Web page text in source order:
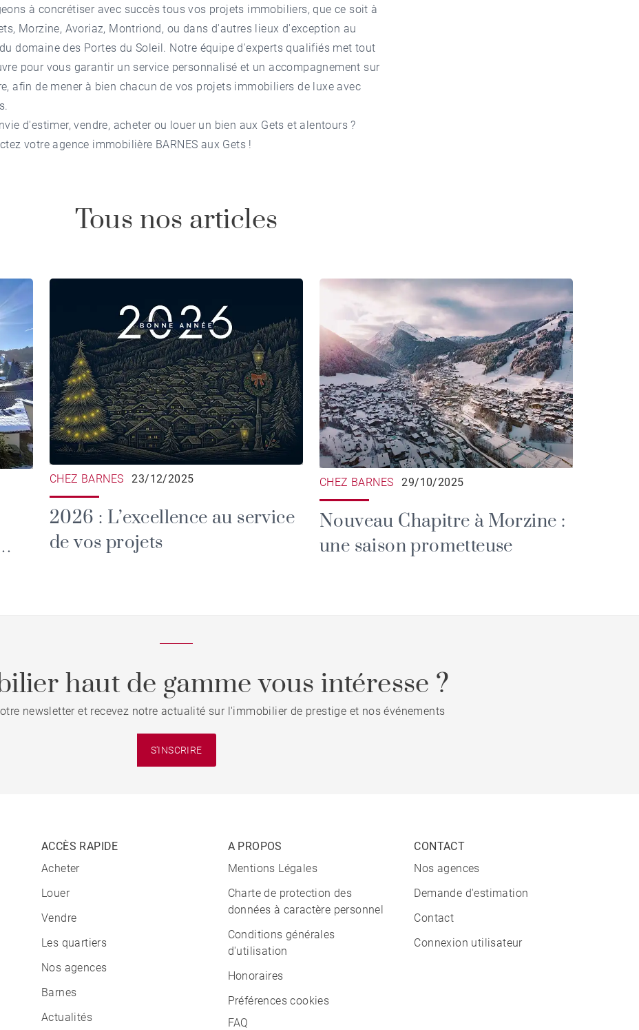
à concrétiser avec succès tous vos projets immobiliers, que ce soit à
Morzine, Avoriaz, Montriond, ou dans d'autres lieux d'exception au
domaine des Portes du Soleil. Notre équipe d'experts qualifiés met tout
pour vous garantir un service personnalisé et un accompagnement sur
afin de mener à bien chacun de vos projets immobiliers de luxe avec
d'estimer,vendre, acheter ou louer un bien aux Gets et alentours ?
votreagence immobilière BARNES aux Gets !
Tous nos articles
CHEZ BARNES 23/12/2025
2026 : L’excellence au service
de vos projets
CHEZ BARNES 29/10/2025
Nouveau Chapitre à Morzine :
une saison prometteuse
haut de gamme vous intéresse ?
newsletter et recevez notre actualité sur l'immobilier de prestige et nos événements
S'INSCRIRE
ACCÈS RAPIDE
Acheter
Louer
Vendre
Les quartiers
Nos agences
Barnes
Actualités
A PROPOS
Mentions Légales
Charte de protection des
données à caractère personnel
Conditions générales
d'utilisation
Honoraires
Préférences cookies
FAQ
CONTACT
Nos agences
Demande d'estimation
Contact
Connexion utilisateur